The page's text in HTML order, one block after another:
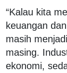
“Kalau kita
keuangan
masih
masing.
ekonomi,